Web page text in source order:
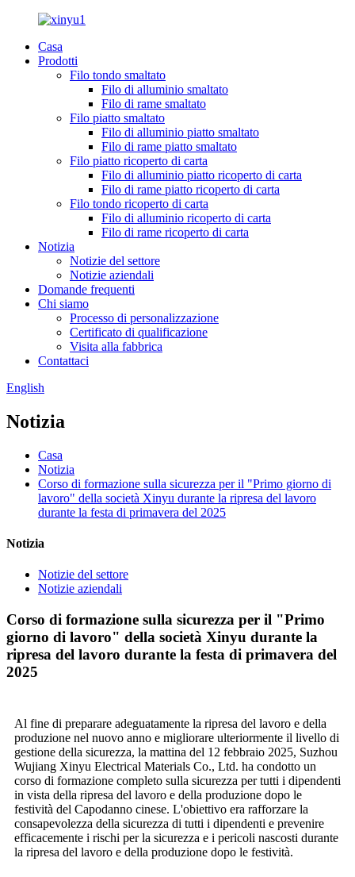
Casa
Prodotti
Filo tondo smaltato
Filo di alluminio smaltato
Filo di rame smaltato
Filo piatto smaltato
Filo di alluminio piatto smaltato
Filo di rame piatto smaltato
Filo piatto ricoperto di carta
Filo di alluminio piatto ricoperto di carta
Filo di rame piatto ricoperto di carta
Filo tondo ricoperto di carta
Filo di alluminio ricoperto di carta
Filo di rame ricoperto di carta
Notizia
Notizie del settore
Notizie aziendali
Domande frequenti
Chi siamo
Processo di personalizzazione
Certificato di qualificazione
Visita alla fabbrica
Contattaci
English
Notizia
Casa
Notizia
Corso di formazione sulla sicurezza per il "Primo giorno di
lavoro" della società Xinyu durante la ripresa del lavoro
durante la festa di primavera del 2025
Notizia
Notizie del settore
Notizie aziendali
Corso di formazione sulla sicurezza per il "Primo
giorno di lavoro" della società Xinyu durante la
ripresa del lavoro durante la festa di primavera del
2025
Al fine di preparare adeguatamente la ripresa del lavoro e della
produzione nel nuovo anno e migliorare ulteriormente il livello di
gestione della sicurezza, la mattina del 12 febbraio 2025, Suzhou
Wujiang Xinyu Electrical Materials Co., Ltd. ha condotto un
corso di formazione completo sulla sicurezza per tutti i dipendenti
in vista della ripresa del lavoro e della produzione dopo le
festività del Capodanno cinese. L'obiettivo era rafforzare la
consapevolezza della sicurezza di tutti i dipendenti e prevenire
efficacemente i rischi per la sicurezza e i pericoli nascosti durante
la ripresa del lavoro e della produzione dopo le festività.